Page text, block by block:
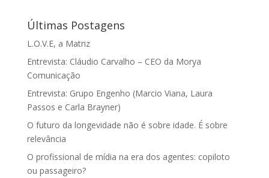
Últimas Postagens
L.O.V.E, a Matriz
Entrevista: Cláudio Carvalho – CEO da Morya
Comunicação
Entrevista: Grupo Engenho (Marcio Viana, Laura
Passos e Carla Brayner)
O futuro da longevidade não é sobre idade. É sobre
relevância
O profissional de mídia na era dos agentes: copiloto
ou passageiro?